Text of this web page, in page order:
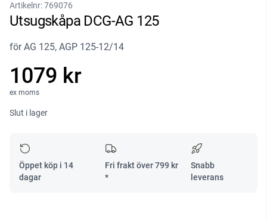
Artikelnr:769076
Utsugskåpa DCG-AG 125
för AG 125, AGP 125-12/14
1079 kr
ex moms
Slut i lager
Öppet köp i 14
dagar
Fri frakt över799 kr
*
Snabb
leverans